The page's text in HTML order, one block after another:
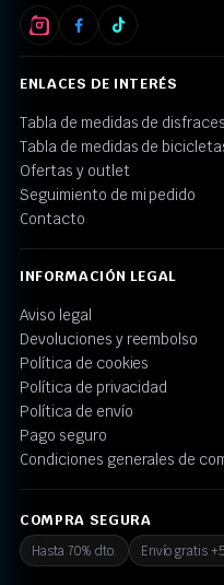
ENLACES DE INTERÉS
Tabla de medidas de disfraces
Tabla de medidas de
Ofertas y outlet
Seguimiento de mi pedido
Contacto
INFORMACIÓN LEGAL
Aviso legal
Devoluciones y reembolso
Política de cookies
Política de privacidad
Política de envío
Pago seguro
Condiciones generales de
COMPRA SEGURA
Hasta 70% dto. Envío gratis